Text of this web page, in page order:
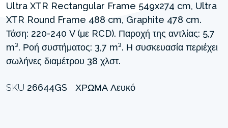
Ultra XTR Rectangular Frame 549x274 cm, Ultra
XTR Round Frame 488 cm, Graphite 478 cm.
Τάση: 220-240 V (με RCD). Παροχή της αντλίας: 5,7
m³. Ροή συστήματος: 3,7 m³. Η συσκευασία περιέχει
σωλήνες διαμέτρου 38 χλστ.
SKU 26644GS ΧΡΏΜΑ Λευκό